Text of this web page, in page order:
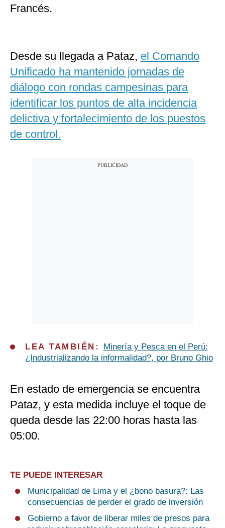
Francés.
Desde su llegada a Pataz, el Comando
Unificado ha mantenido jornadas de
diálogo con rondas campesinas para
identificar los puntos de alta incidencia
delictiva y fortalecimiento de los puestos
de control.
LEA TAMBIÉN:
Minería y Pesca en el Perú:
¿Industrializando la informalidad?, por Bruno Ghio
En estado de emergencia se encuentra
Pataz, y esta medida incluye el toque de
queda desde las 22:00 horas hasta las
05:00.
TE PUEDE INTERESAR
Municipalidad de Lima y el ¿bono basura?: Las
consecuencias de perder el grado de inversión
Gobierno a favor de liberar miles de presos para